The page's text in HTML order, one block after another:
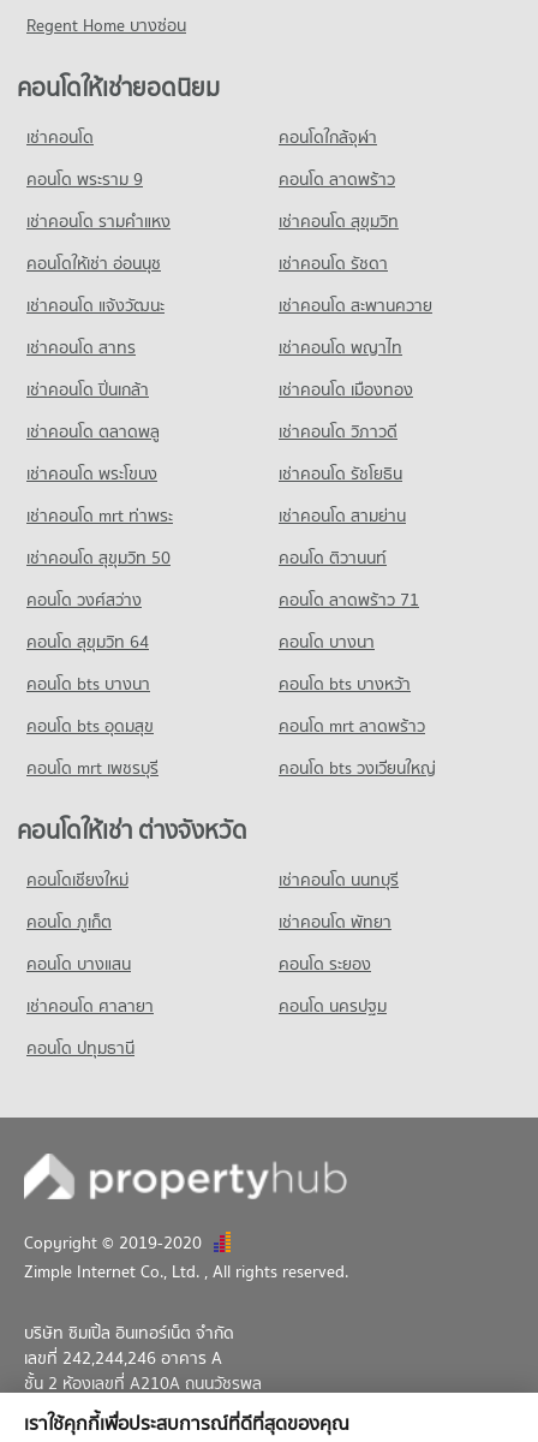
คอนโดให้เช่า วิทยาลัยป้องกันราชอาณาจักร (วปอ.)
มีคอนโดให้เช่า 21,070 ประกาศ
ขายคอนโด วิทยาลัยป้องกันราชอาณาจักร (วปอ.)
มีคอนโดขาย 8,114 ประกาศ
คอนโด รร.สามเสนวิทยาลัย
คอนโดให้เช่า รร.สามเสนวิทยาลัย
มีคอนโดให้เช่า 14,295 ประกาศ
ขายคอนโด รร.สามเสนวิทยาลัย
มีคอนโดขาย 6,300 ประกาศ
778 โครงการ
คอนโดให้เช่า รร.สาธิตม.ศรีนครินทรวิโรฒ ประสานมิตร
ขายคอนโด รร.สาธิตม.ศรีนครินทรวิโรฒ ประสานมิตร
มีคอนโดขาย 20,865 ประกาศ
คอนโด รร.ศรีอยุธยา
142 โครงการ
คอนโดให้เช่า รร.ศรีอยุธยา
มีคอนโดให้เช่า 11,671 ประกาศ
ขายคอนโด รร.ศรีอยุธยา
คอนโด รร.วัดปทุมวนาราม
คอนโดให้เช่า รร.วัดปทุมวนาราม
มีคอนโดให้เช่า 30,488 ประกาศ
ขายคอนโด รร.วัดปทุมวนาราม
คอนโด เซ็นทรัล พลาซ่า แกรนด์ พระราม 9
คอนโดให้เช่า เซ็นทรัล พลาซ่า แกรนด์ พระราม 9
มีคอนโดให้เช่า 19,060 ประกาศ
มีคอนโดขาย 6,906 ประกาศ
คอนโด บิ๊กซี ราชดำริ
514 โครงการ
คอนโดให้เช่า บิ๊กซี ราชดำริ
มีคอนโดให้เช่า 34,252 ประกาศ
ขายคอนโด บิ๊กซี ราชดำริ
มีคอนโดขาย 13,611 ประกาศ
คอนโด บิ๊กซี เอ็กซ์ตร้า รัชดาภิเษก
คอนโดให้เช่า บิ๊กซี เอ็กซ์ตร้า รัชดาภิเษก
มีคอนโดให้เช่า 46,601 ประกาศ
ขายคอนโด บิ๊กซี เอ็กซ์ตร้า รัชดาภิเษก
มีคอนโดขาย 17,537 ประกาศ
คอนโด โฮมโปร พลัส เพลินจิต
664 โครงการ
คอนโดให้เช่า โฮมโปร พลัส เพลินจิต
ขายคอนโด โฮมโปร พลัส เพลินจิต
มีคอนโดขาย 17,242 ประกาศ
ขายคอนโด ถนนประชาสงเคราะห์
มีคอนโดขาย 976 ประกาศ
คอนโด ถนนรัชดาภิเษก
คอนโดให้เช่า ถนนรัชดาภิเษก
มีคอนโดให้เช่า 29,202 ประกาศ
ขายคอนโด ถนนรัชดาภิเษก
มีคอนโดขาย 11,425 ประกาศ
คอนโด ถนนเพชรบุรี กรุงเทพฯ
598 โครงการ
คอนโดให้เช่า ถนนเพชรบุรี กรุงเทพฯ
ขายคอนโด ถนนเพชรบุรี กรุงเทพฯ
มีคอนโดขาย 16,059 ประกาศ
คอนโด กระทรวงแรงงาน
148 โครงการ
คอนโดให้เช่า กระทรวงแรงงาน
มีคอนโดให้เช่า 18,321 ประกาศ
ขายคอนโด กระทรวงแรงงาน
คอนโด โลตัสเอ็กเพลส(สุทธิสาร)
คอนโดให้เช่า โลตัสเอ็กเพลส(สุทธิสาร)
มีคอนโดให้เช่า 28,156 ประกาศ
มีคอนโดขาย 10,422 ประกาศ
คอนโด ประตูน้ำ
คอนโดให้เช่า ประตูน้ำ
มีคอนโดให้เช่า 15,351 ประกาศ
ขายคอนโด ประตูน้ำ
มีคอนโดขาย 6,082 ประกาศ
คอนโด กรมพัฒนาฝีมือแรงงาน
มีคอนโดให้เช่า 13,655 ประกาศ
ขายคอนโด กรมพัฒนาฝีมือแรงงาน
มีคอนโดขาย 4,613 ประกาศ
คอนโดให้เช่า รพ.พญาไท 2
มีคอนโดให้เช่า 5,518 ประกาศ
ขายคอนโด รพ.พญาไท 2
มีคอนโดขาย 1,869 ประกาศ
คอนโด รพ.พญาไท 1
155 โครงการ
คอนโดให้เช่า รพ.พญาไท 1
มีคอนโดให้เช่า 12,496 ประกาศ
ขายคอนโด รพ.พญาไท 1
มีคอนโดขาย 4,329 ประกาศ
คอนโด สถานเอกอัครราชทูตจีน
คอนโดให้เช่า สถานเอกอัครราชทูตจีน
มีคอนโดให้เช่า 12,865 ประกาศ
ขายคอนโด สถานเอกอัครราชทูตจีน
มีคอนโดขาย 4,349 ประกาศ
Regent Home บางซ่อน
คอนโดให้เช่ายอดนิยม
เช่าคอนโด
คอนโดใกล้จุฬา
คอนโด พระราม 9
คอนโด ลาดพร้าว
เช่าคอนโด รามคําแหง
เช่าคอนโด สุขุมวิท
คอนโดให้เช่า อ่อนนุช
เช่าคอนโด รัชดา
เช่าคอนโด แจ้งวัฒนะ
เช่าคอนโด สะพานควาย
เช่าคอนโด สาทร
เช่าคอนโด พญาไท
เช่าคอนโด ปิ่นเกล้า
เช่าคอนโด เมืองทอง
เช่าคอนโด ตลาดพลู
เช่าคอนโด วิภาวดี
เช่าคอนโด พระโขนง
เช่าคอนโด รัชโยธิน
เช่าคอนโด mrt ท่าพระ
เช่าคอนโด สามย่าน
เช่าคอนโด สุขุมวิท 50
คอนโด ติวานนท์
คอนโด วงศ์สว่าง
คอนโด ลาดพร้าว 71
คอนโด สุขุมวิท 64
คอนโด บางนา
คอนโด bts บางนา
คอนโด bts บางหว้า
คอนโด bts อุดมสุข
คอนโด mrt ลาดพร้าว
คอนโด mrt เพชรบุรี
คอนโด bts วงเวียนใหญ่
คอนโดให้เช่า ต่างจังหวัด
คอนโดเชียงใหม่
เช่าคอนโด นนทบุรี
คอนโด ภูเก็ต
เช่าคอนโด พัทยา
คอนโด บางแสน
คอนโด ระยอง
เช่าคอนโด ศาลายา
คอนโด นครปฐม
คอนโด ปทุมธานี
Copyright © 2019-2020
Zimple Internet Co., Ltd. , All rights reserved.
บริษัท ซิมเปิ้ล อินเทอร์เน็ต จำกัด
เลขที่ 242,244,246 อาคาร A
ชั้น 2 ห้องเลขที่ A210A ถนนวัชรพล
แขวงท่าแร้ง เขตบางเขน กทม. 10230
เราใช้คุกกี้เพื่อประสบการณ์ที่ดีที่สุดของคุณ